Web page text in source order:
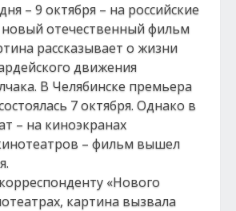
– 9 октября – на российские
отечественный фильм
рассказывает о жизни
движения
В Челябинске премьера
7 октября. Однако в
– на киноэкранах
– фильм вышел
«Нового
картина вызвала